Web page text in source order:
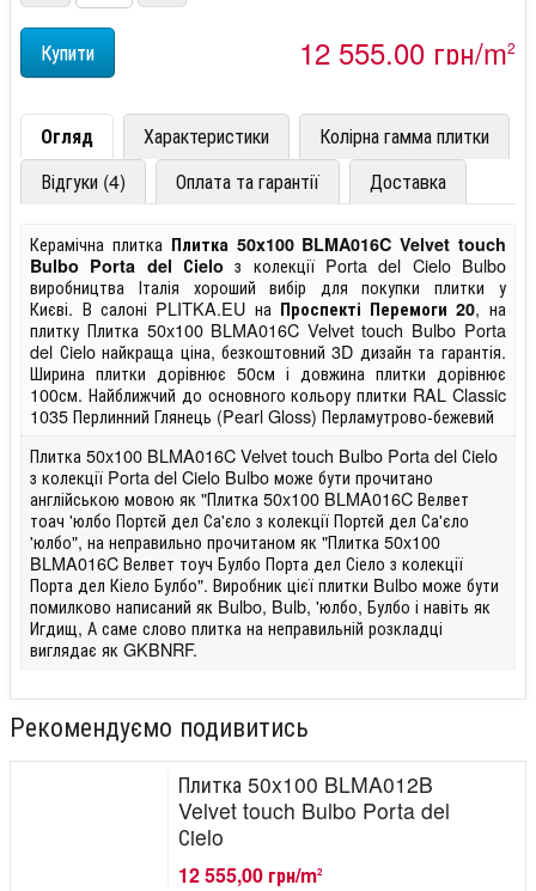
12 555,00 грн/m2
Огляд Характеристики
Колірна гамма плитки
Відгуки (4)
Оплата та гарантії Доставка
Керамічна плитка Плитка 50x100 BLMA016C Velvet touch
Bulbo Porta del Сielo з колекції Porta del Cielo Bulbo
виробництва Італія хороший вибір для покупки плитки у
Києві. В салоні PLITKA.EU на Проспекті Перемоги 20, на
плитку Плитка 50x100 BLMA016C Velvet touch Bulbo Porta
del Сielo найкраща ціна, безкоштовний 3D дизайн та гарантія.
Ширина плитки дорівнює 50см і довжина плитки дорівнює
100см. Найближчий до основного кольору плитки RAL Classic
1035 Перлинний Глянець (Pearl Gloss) Перламутрово-бежевий
Плитка 50x100 BLMA016C Velvet touch Bulbo Porta del Сielo
з колекції Porta del Cielo Bulbo може бути прочитано
англійською мовою як "Плитка 50x100 BLMA016C Велвет
тоач 'юлбо Портєй дел Са'єло з колекції Портєй дел Са'єло
'юлбо", на неправильно прочитаном як "Плитка 50x100
BLMA016C Велвет тоуч Булбо Порта дел Сіело з колекції
Порта дел Кіело Булбо". Виробник цієї плитки Bulbo може бути
помилково написаний як Bulbo, Bulb, 'юлбо, Булбо і навіть як
Игдищ, А саме слово плитка на неправильній розкладці
виглядає як GKBNRF.
Рекомендуємо подивитись
Плитка 50x100 BLMA012B
Velvet touch Bulbo Porta del
Сielo
12 555,00 грн/m2